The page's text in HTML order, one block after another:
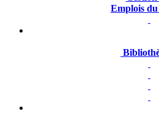
Emplois du